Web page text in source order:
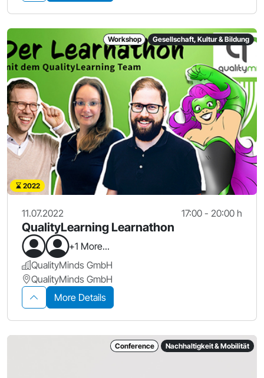
Workshop Gesellschaft, Kultur & Bildung
2022
11.07.2022 17:00 - 20:00 h
QualityLearning Learnathon
+1 More...
QualityMinds GmbH
QualityMinds GmbH
More Details
Conference Nachhaltigkeit & Mobilität